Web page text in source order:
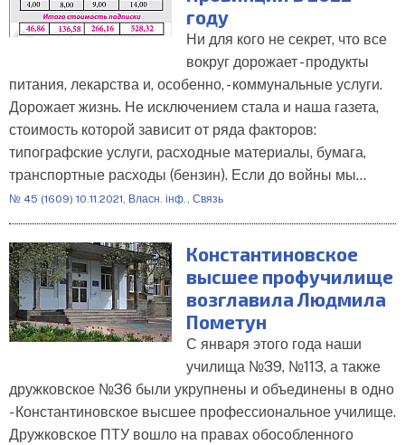
году
Ни для кого не секрет, что все
вокруг дорожает - продукты
питания, лекарства и, особенно, - коммунальные услуги.
Дорожает жизнь. Не исключением стала и наша газета,
стоимость которой зависит от ряда факторов:
типографские услуги, расходные материалы, бумага,
транспортные расходы (бензин). Если до войны мы…
№ 45 (1609) 10.11.2021, Власн. інф. , Связь
Константиновское
высшее профучилище
возглавила Людмила
Пометун
С января этого года наши
училища №39, №113, а также
дружковское №36 были укрупнены и объединены в одно
- Константиновское высшее профессиональное училище.
Дружковское ПТУ вошло на правах обособленного